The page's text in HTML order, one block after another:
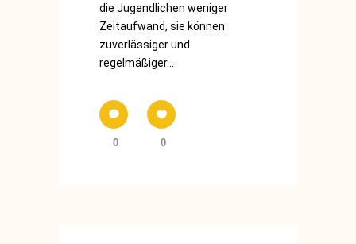
die Jugendlichen weniger
Zeitaufwand, sie können
zuverlässiger und
regelmäßiger...
0 0